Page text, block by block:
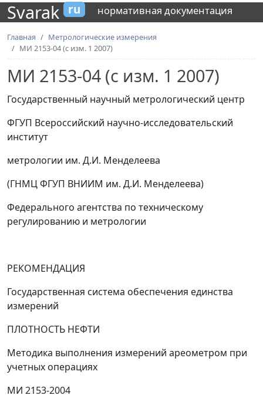
Svarak ru нормативная документация
Главная
Метрологические измерения
МИ 2153-04 (с изм. 1 2007)
МИ 2153-04 (с изм. 1 2007)
Государственный научный метрологический центр
ФГУП Всероссийский научно-исследовательский
институт
метрологии им. Д.И. Менделеева
(ГНМЦ ФГУП ВНИИМ им. Д.И. Менделеева)
Федерального агентства по техническому
регулированию и метрологии
РЕКОМЕНДАЦИЯ
Государственная система обеспечения единства
измерений
ПЛОТНОСТЬ НЕФТИ
Методика выполнения измерений ареометром при
учетных операциях
МИ 2153-2004